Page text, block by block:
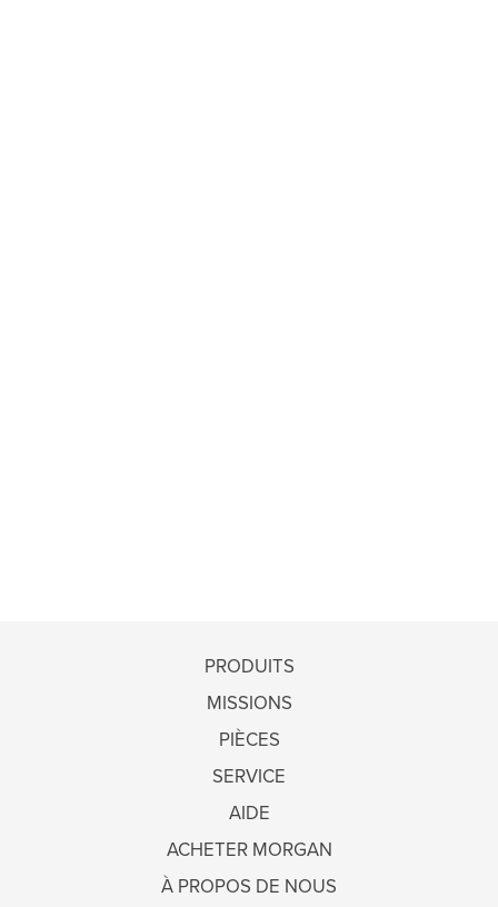
PRODUITS
MISSIONS
PIÈCES
SERVICE
AIDE
ACHETER MORGAN
À PROPOS DE NOUS